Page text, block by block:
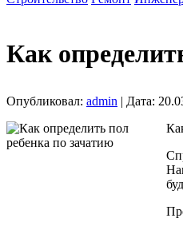
Как
Опубликовал: admin | Дата: